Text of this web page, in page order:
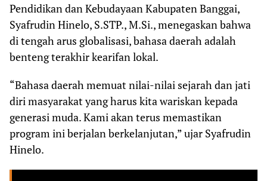
Pendidikan dan Kebudayaan Kabupaten Banggai,
Syafrudin Hinelo, S.STP., M.Si., menegaskan bahwa
di tengah arus globalisasi, bahasa daerah adalah
benteng terakhir kearifan lokal.
“Bahasa daerah memuat nilai-nilai sejarah dan jati
diri masyarakat yang harus kita wariskan kepada
generasi muda. Kami akan terus memastikan
program ini berjalan berkelanjutan,” ujar Syafrudin
Hinelo.